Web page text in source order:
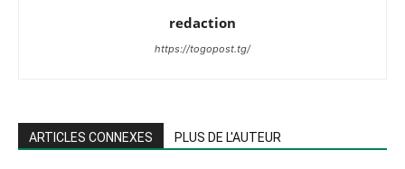
redaction
https://togopost.tg/
ARTICLES CONNEXES PLUS DE L'AUTEUR